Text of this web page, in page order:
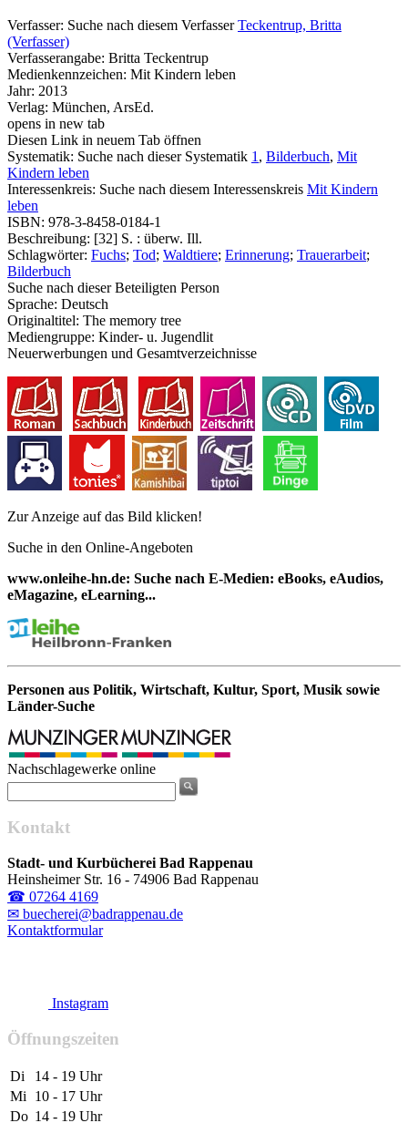
Verfasser: Suche nach diesem Verfasser Teckentrup, Britta
(Verfasser)
Verfasserangabe: Britta Teckentrup
Medienkennzeichen: Mit Kindern leben
Jahr: 2013
Verlag: München, ArsEd.
opens in new tab
Diesen Link in neuem Tab öffnen
Systematik: Suche nach dieser Systematik 1 , Bilderbuch, Mit
Kindern leben
Interessenkreis: Suche nach diesem Interessenskreis Mit Kindern
leben
ISBN: 978-3-8458-0184-1
Beschreibung: [32] S. : überw. Ill.
Schlagwörter: Fuchs; Tod; Waldtiere; Erinnerung; Trauerarbeit;
Bilderbuch
Suche nach dieser Beteiligten Person
Sprache: Deutsch
Originaltitel: The memory tree
Mediengruppe: Kinder- u. Jugendlit
Neuerwerbungen und Gesamtverzeichnisse
Zur Anzeige auf das Bild klicken!
Suche in den Online-Angeboten
www.onleihe-hn.de: Suche nach E-Medien: eBooks, eAudios,
eMagazine, eLearning...
Personen aus Politik, Wirtschaft, Kultur, Sport, Musik sowie
Länder-Suche
Nachschlagewerke online
Kontakt
Stadt- und Kurbücherei Bad Rappenau
Heinsheimer Str. 16 - 74906 Bad Rappenau
☎ 07264 4169
✉ buecherei@badrappenau.de
Kontaktformular
Instagram
Öffnungszeiten
Di
14 - 19 Uhr
Mi
10 - 17 Uhr
Do 14 - 19 Uhr